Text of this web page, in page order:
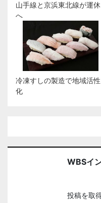
山手線と京浜東北線が運休
へ
冷凍すしの製造で地域活性
化
WBSイ
投稿を取